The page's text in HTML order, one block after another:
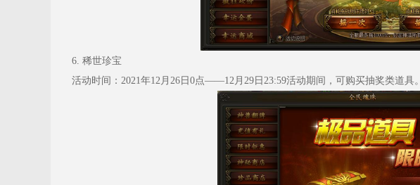
6. 稀世珍宝
活动时间：2021年12月26日0点——12月29日23:59活动期间，可购买抽奖类道具。